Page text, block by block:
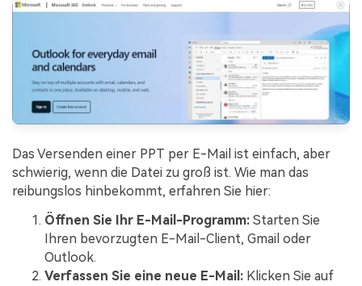
Das Versenden einer PPT per E-Mail ist einfach, aber
schwierig, wenn die Datei zu groß ist. Wie man das
reibungslos hinbekommt, erfahren Sie hier:
Öffnen Sie Ihr E-Mail-Programm: Starten Sie
Ihren bevorzugten E-Mail-Client, Gmail oder
Outlook.
Verfassen Sie eine neue E-Mail: Klicken Sie auf